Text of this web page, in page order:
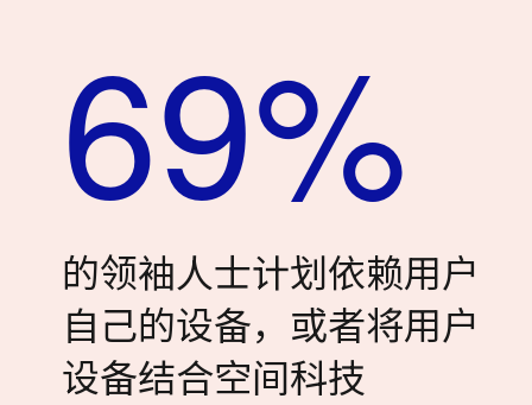
69%
的领袖人士计划依赖用户
自己的设备，或者将用户
设备结合空间科技